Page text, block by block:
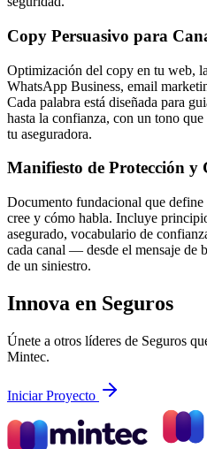
Copy Persuasivo para
Optimización del copy en tu web,
WhatsApp Business, email
Cada palabra está diseñada para
hasta la confianza, con un tono
tu aseguradora.
Manifiesto de Protección y
Documento fundacional que define
cree y cómo habla. Incluye
asegurado, vocabulario de
cada canal — desde el mensaje de
de un siniestro.
Innova en Seguros
Únete a otros líderes de Seguros
Mintec.
Iniciar Proyecto